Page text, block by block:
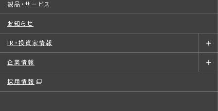
製品・サービス
お知らせ
IR・投資家情報
企業情報
採用情報